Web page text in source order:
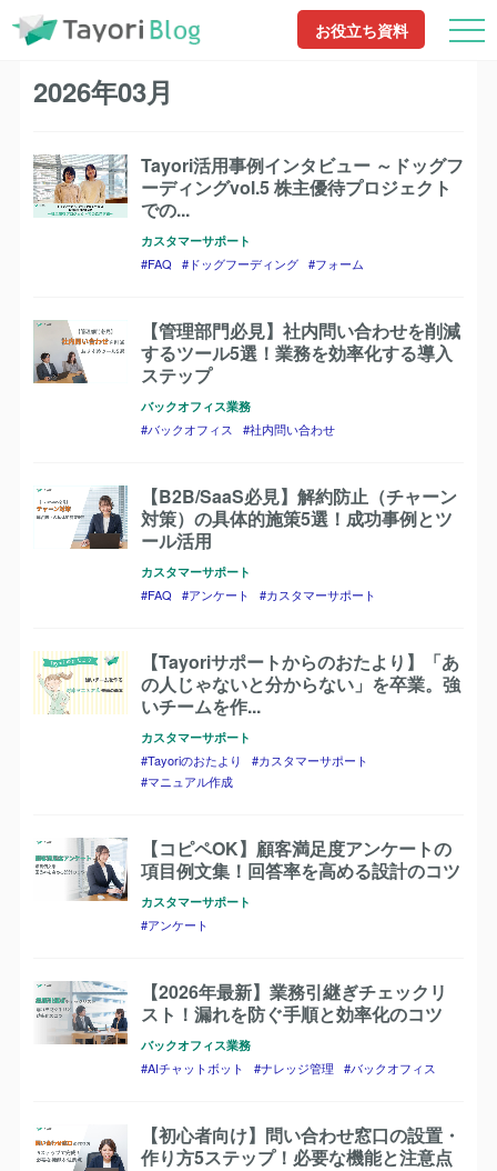
お役立ち資料
TayoriBlog 2026年03月
2026年03月
Tayori活用事例インタビュー ～ドッグフ
ーディングvol.5 株主優待プロジェクト
での...
カスタマーサポート
FAQ ドッグフーディング フォーム
【管理部門必見】社内問い合わせを削減
するツール5選！業務を効率化する導入
ステップ
バックオフィス業務
バックオフィス 社内問い合わせ
【B2B/SaaS必見】解約防止（チャーン
対策）の具体的施策5選！成功事例とツ
ール活用
カスタマーサポート
FAQ アンケート カスタマーサポート
【Tayoriサポートからのおたより】「あ
の人じゃないと分からない」を卒業。強
いチームを作...
カスタマーサポート
Tayoriのおたより
カスタマーサポート
マニュアル作成
【コピペOK】顧客満足度アンケートの
項目例文集！回答率を高める設計のコツ
カスタマーサポート
アンケート
【2026年最新】業務引継ぎチェックリ
スト！漏れを防ぐ手順と効率化のコツ
バックオフィス業務
AIチャットボット ナレッジ管理 バックオフィス
【初心者向け】問い合わせ窓口の設置・
作り方5ステップ！必要な機能と注意点